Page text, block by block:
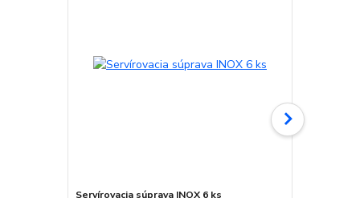
Servírovacia súprava INOX 6 ks